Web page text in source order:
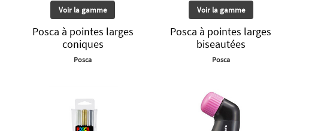
Voir la gamme
Posca à pointes larges
coniques
Posca
Voir la gamme
Posca à pointes larges
biseautées
Posca